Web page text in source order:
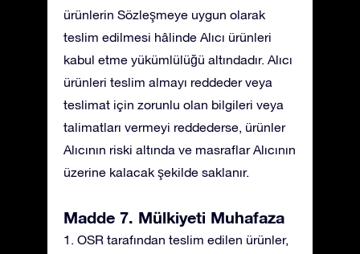
ürünlerin Sözleşmeye uygun olarak
teslim edilmesi hâlinde Alıcı ürünleri
kabul etme yükümlülüğü altındadır. Alıcı
ürünleri teslim almayı reddeder veya
teslimat için zorunlu olan bilgileri veya
talimatları vermeyi reddederse, ürünler
Alıcının riski altında ve masraflar Alıcının
üzerine kalacak şekilde saklanır.
Madde 7. Mülkiyeti Muhafaza
1. OSR tarafından teslim edilen ürünler,